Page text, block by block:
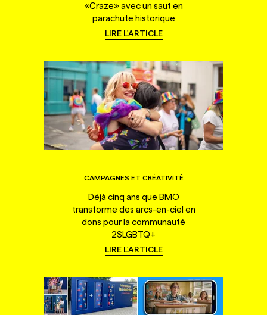
«Craze» avec un saut en
parachute historique
LIRE L'ARTICLE
CAMPAGNES ET CRÉATIVITÉ
Déjà cinq ans que BMO
transforme des arcs-en-ciel en
dons pour la communauté
2SLGBTQ+
LIRE L'ARTICLE